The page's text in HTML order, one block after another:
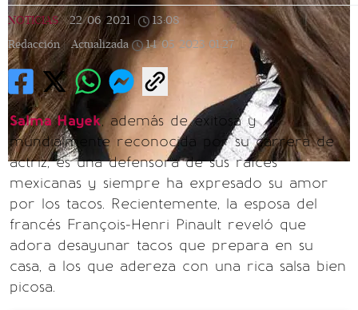
NOTICIAS | 22/06/2021 13:08
Redacción | Actualizada 14/05/2023 01:27
Salma Hayek, además de exitosa y
mundialmente reconocida por su carrera de
actriz, es una defensora de sus raíces
mexicanas y siempre ha expresado su amor
por los tacos. Recientemente, la esposa del
francés François-Henri Pinault reveló que
adora desayunar tacos que prepara en su
casa, a los que adereza con una rica salsa bien
picosa.